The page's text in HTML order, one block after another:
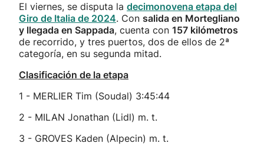
El viernes, se disputa la decimonovena etapa del
Giro de Italia de 2024. Con salida en Mortegliano
y llegada en Sappada, cuenta con 157 kilómetros
de recorrido, y tres puertos, dos de ellos de 2ª
categoría, en su segunda mitad.
Clasificación de la etapa
1 - MERLIER Tim (Soudal) 3:45:44
2 - MILAN Jonathan (Lidl) m. t.
3 - GROVES Kaden (Alpecin) m. t.